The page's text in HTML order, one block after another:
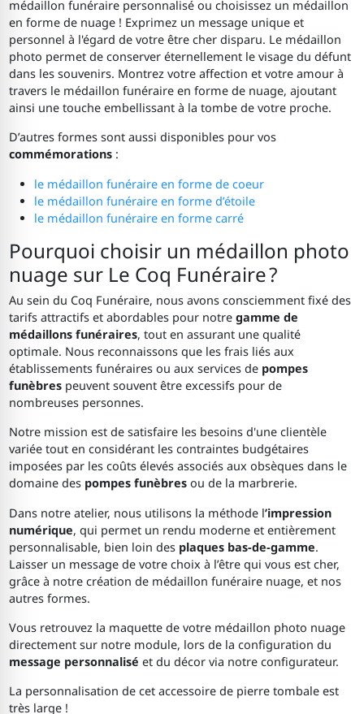
médaillon funéraire personnalisé ou choisissez un médaillon
en forme de nuage ! Exprimez un message unique et
personnel à l'égard de votre être cher disparu. Le médaillon
photo permet de conserver éternellement le visage du défunt
dans les souvenirs. Montrez votre affection et votre amour à
travers le médaillon funéraire en forme de nuage, ajoutant
ainsi une touche embellissant à la tombe de votre proche.
D’autres formes sont aussi disponibles pour vos
commémorations :
le médaillon funéraire en forme de coeur
le médaillon funéraire en forme d’étoile
le médaillon funéraire en forme carré
Pourquoi choisir un médaillon photo
nuage sur Le Coq Funéraire ?
Au sein du Coq Funéraire, nous avons consciemment fixé des
tarifs attractifs et abordables pour notregamme de
médaillons funéraires, tout en assurant une qualité
optimale. Nous reconnaissons que les frais liés aux
établissements funéraires ou aux services de pompes
funèbres peuvent souvent être excessifs pour de
nombreuses personnes.
Notre mission est de satisfaire les besoins d'une clientèle
variée tout en considérant les contraintes budgétaires
imposées par les coûts élevés associés aux obsèques dans le
domaine des pompes funèbresou de la marbrerie.
Dans notre atelier, nous utilisons la méthode l’impression
numérique, qui permet un rendu moderne et entièrement
personnalisable, bien loin des plaques bas-de-gamme.
Laisser un message de votre choix à l’être qui vous est cher,
grâce à notre création de médaillon funéraire nuage, et nos
autres formes.
Vous retrouvez la maquette de votre médaillon photo nuage
directement sur notre module, lors de la configuration du
message personnalisé et du décor via notre configurateur.
La personnalisation de cet accessoire de pierre tombale est
très large !